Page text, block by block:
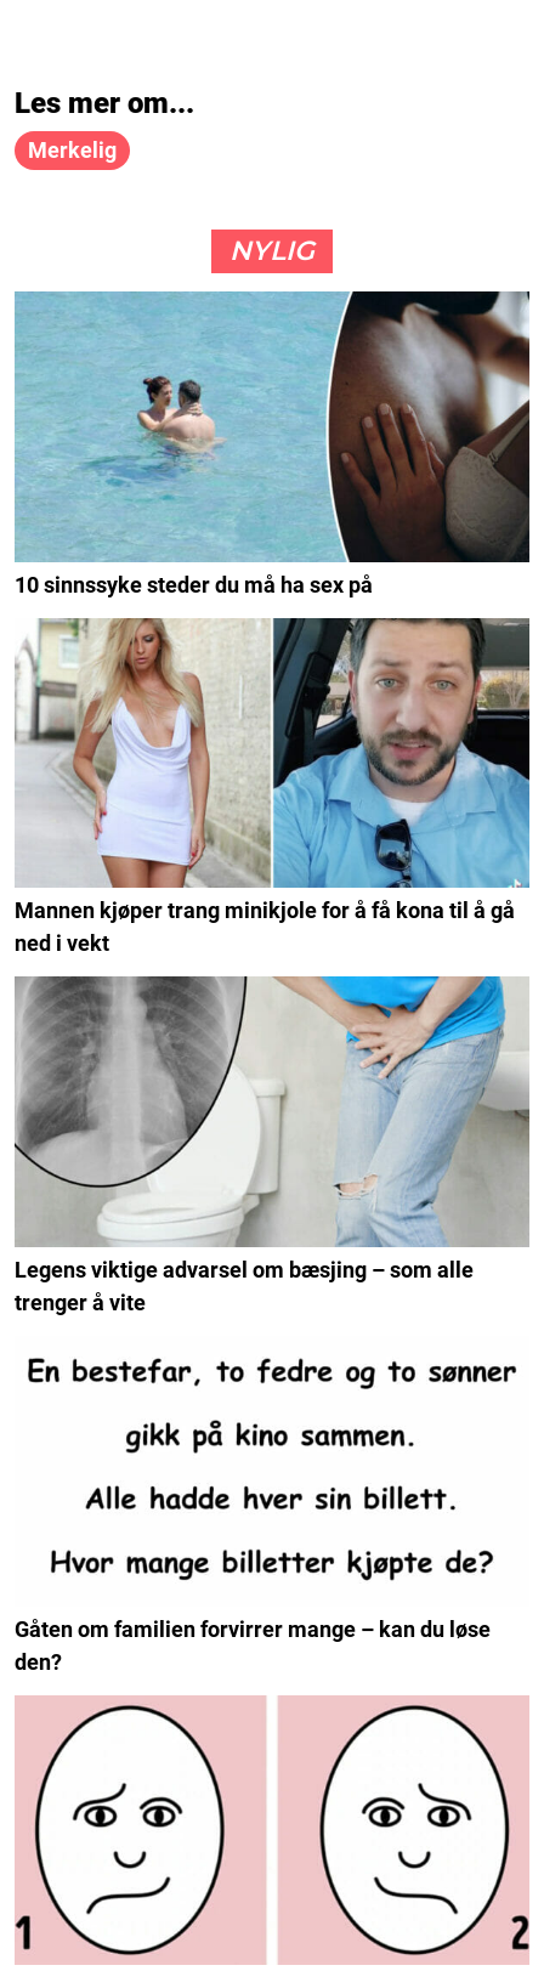
Les mer om...
Merkelig
NYLIG
10 sinnssyke steder du må ha sex på
Mannen kjøper trang minikjole for å få kona til å gå
ned i vekt
Legens viktige advarsel om bæsjing – som alle
trenger å vite
Gåten om familien forvirrer mange – kan du løse
den?